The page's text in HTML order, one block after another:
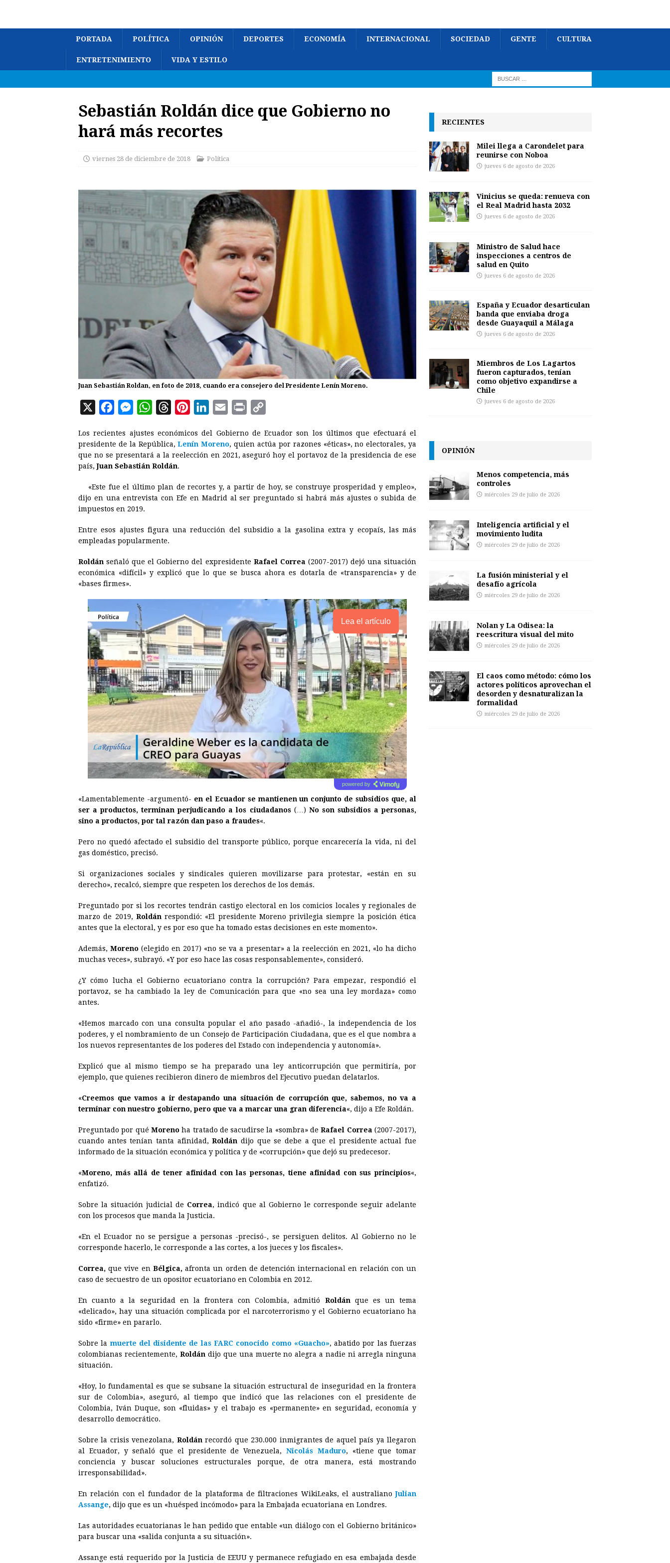
PORTADA POLÍTICA OPINIÓN DEPORTES ECONOMÍA INTERNACIONAL SOCIEDAD GENTE CULTURA
ENTRETENIMIENTO VIDA Y ESTILO
Sebastián Roldán dice que Gobierno no
hará más recortes
viernes 28 de diciembre de 2018 Política
Juan Sebastián Roldan, en foto de 2018, cuando era consejero del Presidente Lenín Moreno.
X
c
e
b
o
k
M
s
s
e
n
g
e
r
W
a
t
s
p
r
e
a
s
n
t
e
t
n
k
I
a
i
i
n
p
y
n
Los recientes ajustes económicos del Gobierno de Ecuador son los últimos que efectuará el
presidente de la República,Lenín Moreno, quien actúa por razones «éticas», no electorales, ya
que no se presentará a la reelección en 2021, aseguró hoy el portavoz de la presidencia de ese
país,Juan Sebastián Roldán.
«Este fue el último plan de recortes y, a partir de hoy, se construye prosperidad y empleo»,
dijo en una entrevista con Efe en Madrid al ser preguntado si habrá más ajustes o subida de
impuestos en 2019.
Entre esos ajustes figura una reducción del subsidio a la gasolina extra y ecopaís, las más
empleadas popularmente.
Roldán señaló que el Gobierno del expresidente Rafael Correa (2007-2017) dejó una situación
económica «difícil» y explicó que lo que se busca ahora es dotarla de «transparencia» y de
«bases firmes».
Lea el artículo
powered by
«Lamentablemente -argumentó- en el Ecuador se mantienen un conjunto de subsidios que, al
ser a productos, terminan perjudicando a los ciudadanos (…) No son subsidios a personas,
sino a productos, por tal razón dan paso a fraudes«.
Pero no quedó afectado el subsidio del transporte público, porque encarecería la vida, ni del
gas doméstico, precisó.
Si organizaciones sociales y sindicales quieren movilizarse para protestar, «están en su
derecho», recalcó, siempre que respeten los derechos de los demás.
Preguntado por si los recortes tendrán castigo electoral en los comicios locales y regionales de
marzo de 2019, Roldán respondió: «El presidente Moreno privilegia siempre la posición ética
antes que la electoral, y es por eso que ha tomado estas decisiones en este momento».
Además,Moreno (elegido en 2017) «no se va a presentar» a la reelección en 2021, «lo ha dicho
muchas veces», subrayó. «Y por eso hace las cosas responsablemente», consideró.
¿Y cómo lucha el Gobierno ecuatoriano contra la corrupción? Para empezar, respondió el
portavoz, se ha cambiado la ley de Comunicación para que «no sea una ley mordaza» como
antes.
«Hemos marcado con una consulta popular el año pasado -añadió-, la independencia de los
poderes, y el nombramiento de un Consejo de Participación Ciudadana, que es el que nombra a
los nuevos representantes de los poderes del Estado con independencia y autonomía».
Explicó que al mismo tiempo se ha preparado una ley anticorrupción que permitiría, por
ejemplo, que quienes recibieron dinero de miembros del Ejecutivo puedan delatarlos.
«Creemos que vamos a ir destapando una situación de corrupción que, sabemos, no va a
terminar con nuestro gobierno, pero que va a marcar una gran diferencia«, dijo a Efe Roldán.
Preguntado por qué Morenoha tratado de sacudirse la «sombra» deRafael Correa (2007-2017),
cuando antes tenían tanta afinidad,Roldán dijo que se debe a que el presidente actual fue
informado de la situación económica y política y de «corrupción» que dejó su predecesor.
«Moreno, más allá de tener afinidad con las personas, tiene afinidad con sus principios«,
enfatizó.
Sobre la situación judicial de Correa, indicó que al Gobierno le corresponde seguir adelante
con los procesos que manda la Justicia.
«En el Ecuador no se persigue a personas -precisó-, se persiguen delitos. Al Gobierno no le
corresponde hacerlo, le corresponde a las cortes, a los jueces y los fiscales».
Correa, que vive en Bélgica, afronta un orden de detención internacional en relación con un
caso de secuestro de un opositor ecuatoriano en Colombia en 2012.
En cuanto a la seguridad en la frontera con Colombia, admitió Roldán que es un tema
«delicado», hay una situación complicada por el narcoterrorismo y el Gobierno ecuatoriano ha
sido «firme» en pararlo.
Sobre la muerte del disidente de las FARC conocido como «Guacho», abatido por las fuerzas
colombianas recientemente, Roldán dijo que una muerte no alegra a nadie ni arregla ninguna
situación.
«Hoy, lo fundamental es que se subsane la situación estructural de inseguridad en la frontera
sur de Colombia», aseguró, al tiempo que indicó que las relaciones con el presidente de
Colombia, Iván Duque, son «fluidas» y el trabajo es «permanente» en seguridad, economía y
desarrollo democrático.
Sobre la crisis venezolana, Roldán recordó que 230.000 inmigrantes de aquel país ya llegaron
al Ecuador, y señaló que el presidente de Venezuela, Nicolás Maduro, «tiene que tomar
conciencia y buscar soluciones estructurales porque, de otra manera, está mostrando
irresponsabilidad».
En relación con el fundador de la plataforma de filtraciones WikiLeaks, el australianoJulian
Assange, dijo que es un «huésped incómodo» para la Embajada ecuatoriana en Londres.
Las autoridades ecuatorianas le han pedido que entable «un diálogo con el Gobierno británico»
para buscar una «salida conjunta a su situación».
Assange está requerido por la Justicia de EEUU y permanece refugiado en esa embajada desde
RECIENTES
Milei llega a Carondelet para
reunirse con Noboa
jueves 6 de agosto de 2026
Vinicius se queda: renueva con
el Real Madrid hasta 2032
jueves 6 de agosto de 2026
Ministro de Salud hace
inspecciones a centros de
salud en Quito
jueves 6 de agosto de 2026
España y Ecuador desarticulan
banda que enviaba droga
desde Guayaquil a Málaga
jueves 6 de agosto de 2026
Miembros de Los Lagartos
fueron capturados, tenían
como objetivo expandirse a
Chile
jueves 6 de agosto de 2026
OPINIÓN
Menos competencia, más
controles
miércoles 29 de julio de 2026
Inteligencia artificial y el
movimiento ludita
miércoles 29 de julio de 2026
La fusión ministerial y el
desafío agrícola
miércoles 29 de julio de 2026
Nolan y La Odisea: la
reescritura visual del mito
miércoles 29 de julio de 2026
El caos como método: cómo los
actores políticos aprovechan el
desorden y desnaturalizan la
formalidad
miércoles 29 de julio de 2026